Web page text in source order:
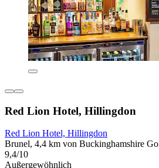
Red Lion Hotel, Hillingdon
Red Lion Hotel, Hillingdon
Brunel, 4,4 km von Buckinghamshire
9,4/10
Außergewöhnlich